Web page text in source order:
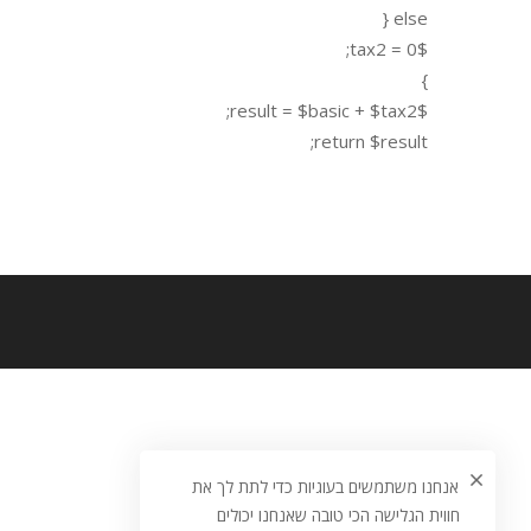
else {
$tax2 = 0;
}
$result = $basic + $tax2;
return $result;
אנחנו משתמשים בעוגיות כדי לתת לך את
חווית הגלישה הכי טובה שאנחנו יכולים